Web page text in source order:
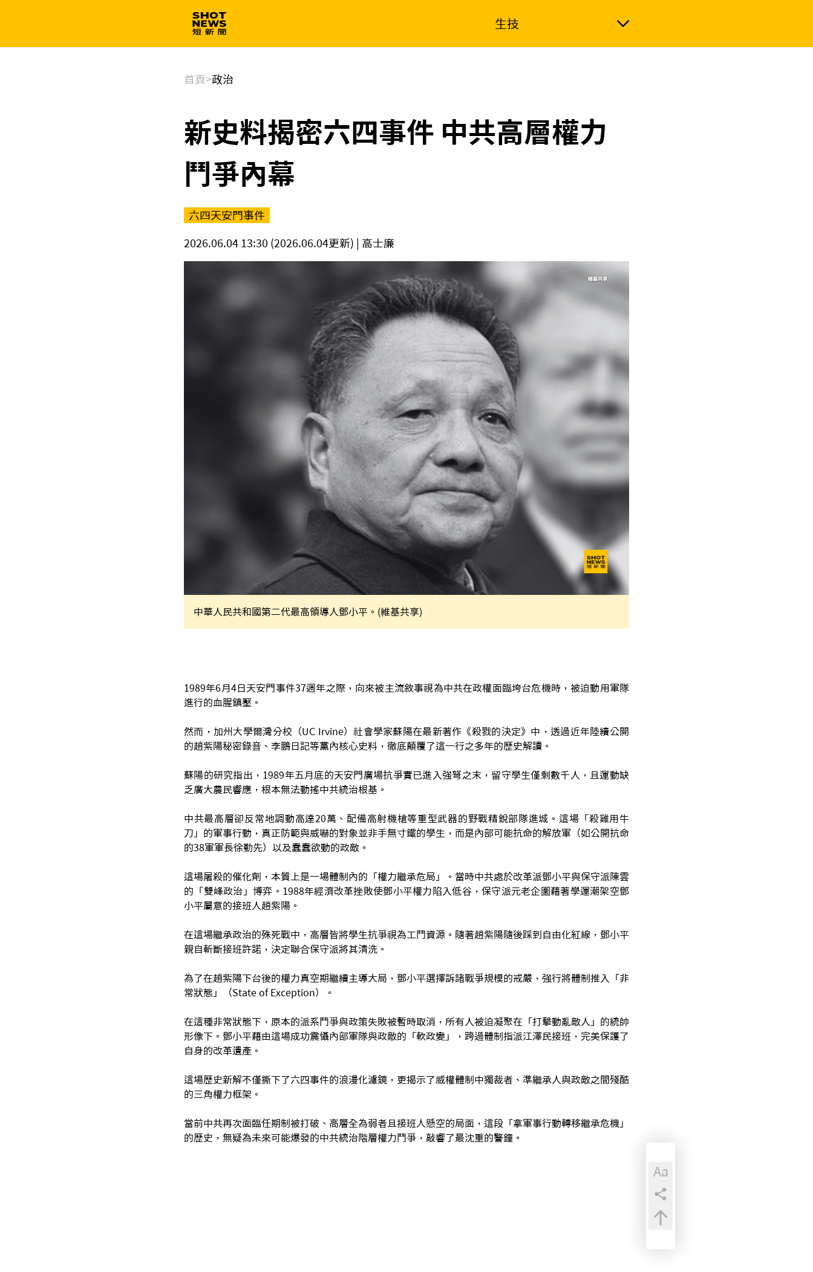
生技
首頁>政治
新史料揭密六四事件 中共高層權力
鬥爭內幕
六四天安門事件
2026.06.04 13:30 (2026.06.04更新) | 高士廉
中華人民共和國第二代最高領導人鄧小平。(維基共享)
1989年6月4日天安門事件37週年之際，向來被主流敘事視為中共在政權面臨垮台危機時，被迫動用軍隊
進行的血腥鎮壓。
然而，加州大學爾灣分校（UC Irvine）社會學家蘇陽在最新著作《殺戮的決定》中，透過近年陸續公開
的趙紫陽秘密錄音、李鵬日記等黨內核心史料，徹底顛覆了這一行之多年的歷史解讀。
蘇陽的研究指出，1989年五月底的天安門廣場抗爭實已進入強弩之末，留守學生僅剩數千人，且運動缺
乏廣大農民響應，根本無法動搖中共統治根基。
中共最高層卻反常地調動高達20萬、配備高射機槍等重型武器的野戰精銳部隊進城。這場「殺雞用牛
刀」的軍事行動，真正防範與威嚇的對象並非手無寸鐵的學生，而是內部可能抗命的解放軍（如公開抗命
的38軍軍長徐勤先）以及蠢蠢欲動的政敵。
這場屠殺的催化劑，本質上是一場體制內的「權力繼承危局」。當時中共處於改革派鄧小平與保守派陳雲
的「雙峰政治」博弈。1988年經濟改革挫敗使鄧小平權力陷入低谷，保守派元老企圖藉著學運潮架空鄧
小平屬意的接班人趙紫陽。
在這場繼承政治的殊死戰中，高層皆將學生抗爭視為工鬥資源。隨著趙紫陽隨後踩到自由化紅線，鄧小平
親自斬斷接班許諾，決定聯合保守派將其清洗。
為了在趙紫陽下台後的權力真空期繼續主導大局，鄧小平選擇訴諸戰爭規模的戒嚴，強行將體制推入「非
常狀態」（State of Exception）。
在這種非常狀態下，原本的派系鬥爭與政策失敗被暫時取消，所有人被迫凝聚在「打擊動亂敵人」的統帥
形像下。鄧小平藉由這場成功震懾內部軍隊與政敵的「軟政變」，跨過體制指派江澤民接班，完美保護了
自身的改革遺產。
這場歷史新解不僅撕下了六四事件的浪漫化濾鏡，更揭示了威權體制中獨裁者、準繼承人與政敵之間殘酷
的三角權力框架。
當前中共再次面臨任期制被打破、高層全為弱者且接班人懸空的局面，這段「拿軍事行動轉移繼承危機」
的歷史，無疑為未來可能爆發的中共統治階層權力鬥爭，敲響了最沈重的警鐘。
Aa